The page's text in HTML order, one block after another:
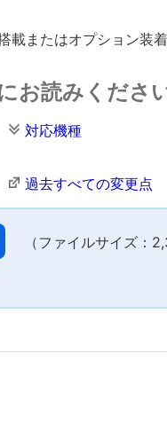
載またはオプション装
お読みくださ
対応機種
過去すべての変更点
（ファイルサイズ：